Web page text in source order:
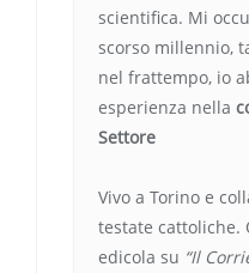
scientifica. Mi
scorso millennio,
nel frattempo, io
esperienza nella
Settore
Vivo a Torino e
testate cattoliche.
edicola su “Il